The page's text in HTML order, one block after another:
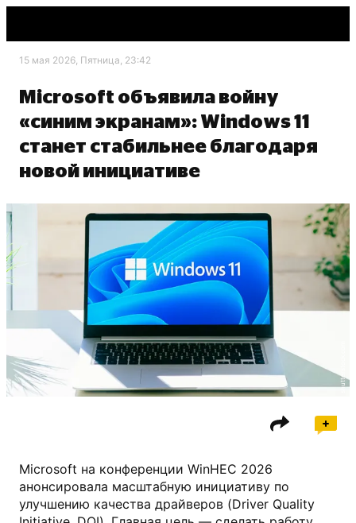
15 мая 2026, Пятница, 23:42
Microsoft объявила войну
«синим экранам»: Windows 11
станет стабильнее благодаря
новой инициативе
shutterstock.com
Microsoft на конференции WinHEC 2026
анонсировала масштабную инициативу по
улучшению качества драйверов (Driver Quality